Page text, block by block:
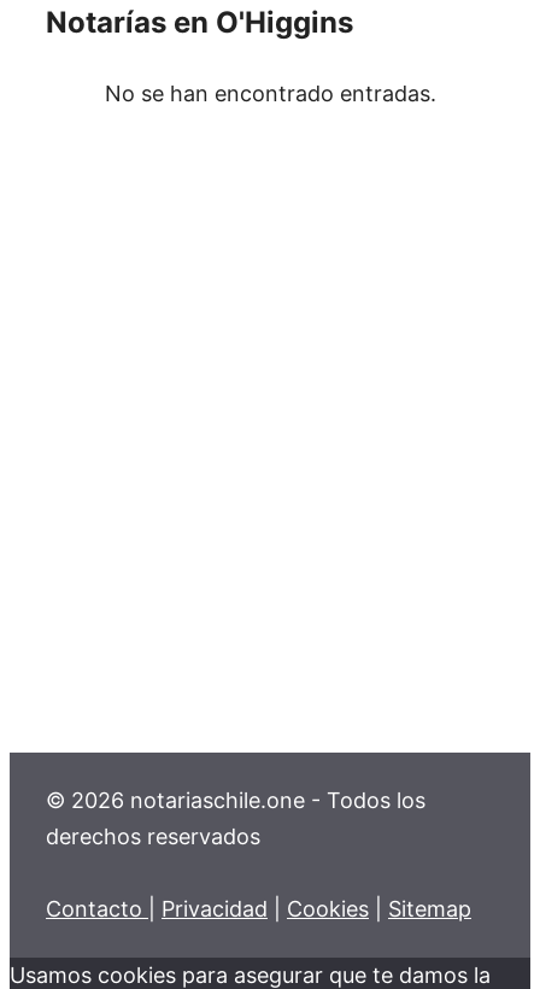
Notarías en O'Higgins
No se han encontrado entradas.
© 2026 notariaschile.one - Todos los
derechos reservados
Contacto Privacidad Cookies Sitemap
Usamos cookies para asegurar que te damos la